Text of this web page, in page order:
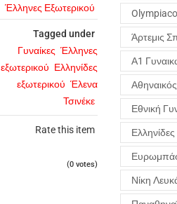
Έλληνες Εξωτερικού
Tagged under
Γυναίκες Έλληνες
εξωτερικού Ελληνίδες
εξωτερικού Έλενα
Τσινέκε
Rate this item
(0 votes)
Άρτεμις
Α1
Αθηναικός
Εθνική
Νίκη